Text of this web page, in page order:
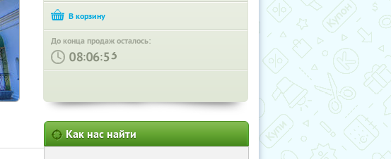
До конца продаж осталось:
: :
Как нас найти